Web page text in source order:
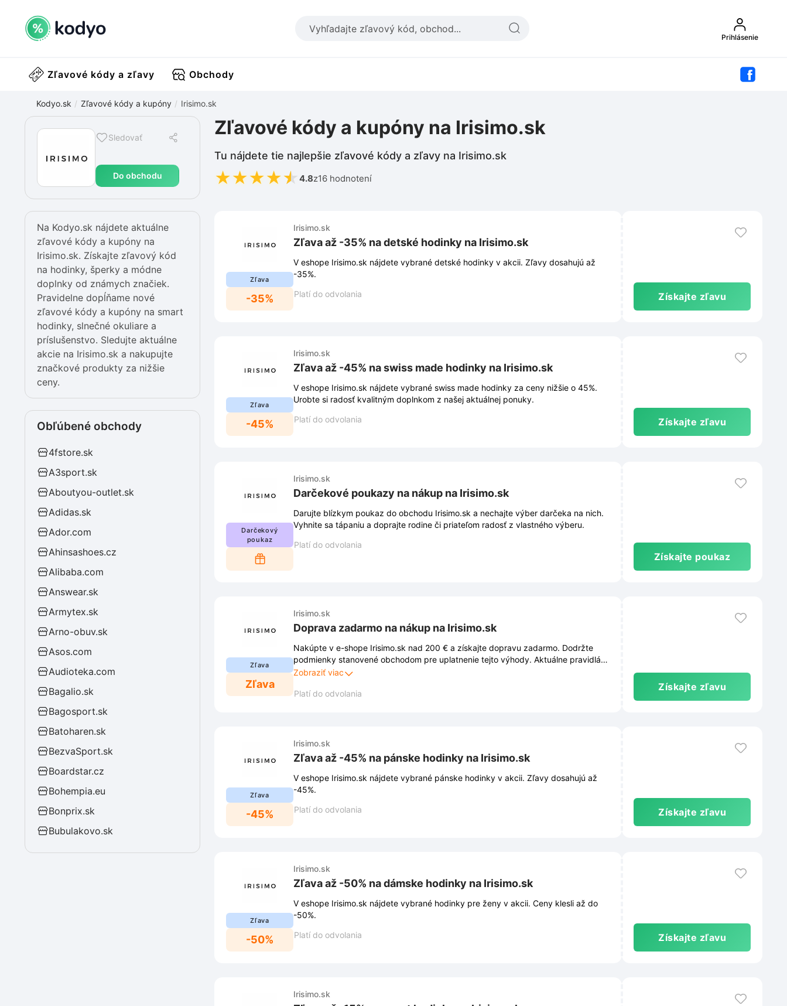
Prihlásenie
Zľavové kódy a zľavy Obchody
Kodyo.sk Zľavové kódy a kupóny Irisimo.sk
Sledovať
Do obchodu
Zľavové kódy a kupóny na Irisimo.sk
Tu nájdete tie najlepšie zľavové kódy a zľavy na Irisimo.sk
★★★★★ 4.8z16 hodnotení
Na Kodyo.sk nájdete aktuálne
zľavové kódy a kupóny na
Irisimo.sk. Získajte zľavový kód
na hodinky, šperky a módne
doplnky od známych značiek.
Pravidelne dopĺňame nové
zľavové kódy a kupóny na smart
hodinky, slnečné okuliare a
príslušenstvo. Sledujte aktuálne
akcie na Irisimo.sk a nakupujte
značkové produkty za nižšie
ceny.
Obľúbené obchody
4fstore.sk
A3sport.sk
Aboutyou-outlet.sk
Adidas.sk
Ador.com
Ahinsashoes.cz
Alibaba.com
Answear.sk
Armytex.sk
Arno-obuv.sk
Asos.com
Audioteka.com
Bagalio.sk
Bagosport.sk
Batoharen.sk
BezvaSport.sk
Boardstar.cz
Bohempia.eu
Bonprix.sk
Bubulakovo.sk
Zľava
-35%
Irisimo.sk
Zľava až -35% na detské hodinky na Irisimo.sk
V eshope Irisimo.sk nájdete vybrané detské hodinky v akcii. Zľavy dosahujú až
-35%.
Platí do odvolania
Získajte zľavu
Zľava
-45%
Irisimo.sk
Zľava až -45% na swiss made hodinky na Irisimo.sk
V eshope Irisimo.sk nájdete vybrané swiss made hodinky za ceny nižšie o 45%.
Urobte si radosť kvalitným doplnkom z našej aktuálnej ponuky.
Platí do odvolania
Získajte zľavu
Darčekový
poukaz
Irisimo.sk
Darčekové poukazy na nákup na Irisimo.sk
Darujte blízkym poukaz do obchodu Irisimo.sk a nechajte výber darčeka na nich.
Vyhnite sa tápaniu a doprajte rodine či priateľom radosť z vlastného výberu.
Platí do odvolania
Získajte poukaz
Zľava
Zľava
Irisimo.sk
Doprava zadarmo na nákup na Irisimo.sk
Nakúpte v e-shope Irisimo.sk nad 200 € a získajte dopravu zadarmo. Dodržte
podmienky stanovené obchodom pre uplatnenie tejto výhody. Aktuálne pravidlá
nájdete na webovej stránke a môžu sa meniť.
Zobraziť viac
Platí do odvolania
Získajte zľavu
Zľava
-45%
Irisimo.sk
Zľava až -45% na pánske hodinky na Irisimo.sk
V eshope Irisimo.sk nájdete vybrané pánske hodinky v akcii. Zľavy dosahujú až
-45%.
Platí do odvolania
Získajte zľavu
Zľava
-50%
Irisimo.sk
Zľava až -50% na dámske hodinky na Irisimo.sk
V eshope Irisimo.sk nájdete vybrané hodinky pre ženy v akcii. Ceny klesli až do
-50%.
Platí do odvolania
Získajte zľavu
Irisimo.sk